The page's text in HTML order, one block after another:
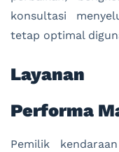
konsultasi
tetap optimal
Performa
Pemilik